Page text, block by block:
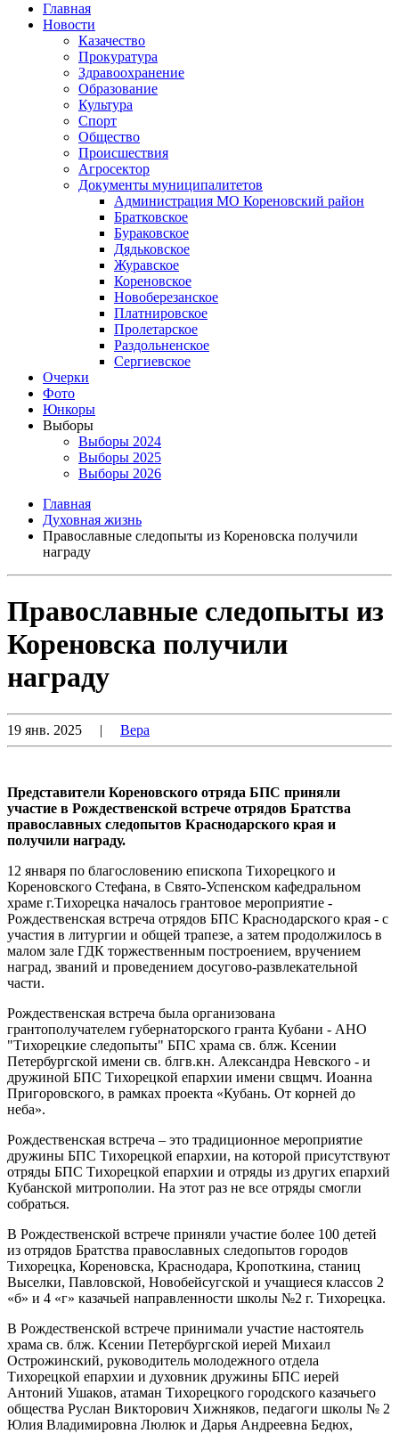
Главная
Новости
Казачество
Прокуратура
Здравоохранение
Образование
Культура
Спорт
Общество
Происшествия
Агросектор
Документы муниципалитетов
Администрация МО Кореновский район
Братковское
Бураковское
Дядьковское
Журавское
Кореновское
Новоберезанское
Платнировское
Пролетарское
Раздольненское
Сергиевское
Очерки
Фото
Юнкоры
Выборы
Выборы 2024
Выборы 2025
Выборы 2026
Главная
Духовная жизнь
Православные следопыты из Кореновска получили
награду
Православные следопыты из
Кореновска получили
награду
19 янв. 2025 | Вера
Представители Кореновского отряда БПС приняли
участие в Рождественской встрече отрядов Братства
православных следопытов Краснодарского края и
получили награду.
12 января по благословению епископа Тихорецкого и
Кореновского Стефана, в Свято-Успенском кафедральном
храме г.Тихорецка началось грантовое мероприятие -
Рождественская встреча отрядов БПС Краснодарского края - с
участия в литургии и общей трапезе, а затем продолжилось в
малом зале ГДК торжественным построением, вручением
наград, званий и проведением досугово-развлекательной
части.
Рождественская встреча была организована
грантополучателем губернаторского гранта Кубани - АНО
"Тихорецкие следопыты" БПС храма св. блж. Ксении
Петербургской имени св. блгв.кн. Александра Невского - и
дружиной БПС Тихорецкой епархии имени свщмч. Иоанна
Пригоровского, в рамках проекта «Кубань. От корней до
неба».
Рождественская встреча – это традиционное мероприятие
дружины БПС Тихорецкой епархии, на которой присутствуют
отряды БПС Тихорецкой епархии и отряды из других епархий
Кубанской митрополии. На этот раз не все отряды смогли
собраться.
В Рождественской встрече приняли участие более 100 детей
из отрядов Братства православных следопытов городов
Тихорецка, Кореновска, Краснодара, Кропоткина, станиц
Выселки, Павловской, Новобейсугской и учащиеся классов 2
«б» и 4 «г» казачьей направленности школы №2 г. Тихорецка.
В Рождественской встрече принимали участие настоятель
храма св. блж. Ксении Петербургской иерей Михаил
Острожинский, руководитель молодежного отдела
Тихорецкой епархии и духовник дружины БПС иерей
Антоний Ушаков, атаман Тихорецкого городского казачьего
общества Руслан Викторович Хижняков, педагоги школы № 2
Юлия Владимировна Люлюк и Дарья Андреевна Бедюх,